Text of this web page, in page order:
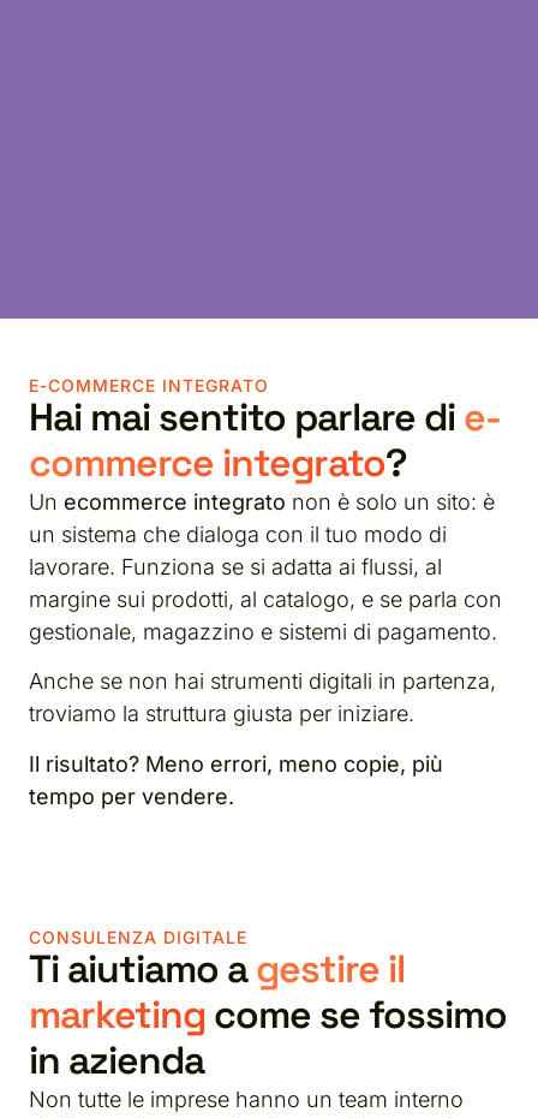
E-COMMERCE INTEGRATO
Hai mai sentito parlare di e-
commerce integrato?
Un ecommerce integrato non è solo un sito: è
un sistema che dialoga con il tuo modo di
lavorare. Funziona se si adatta ai flussi, al
margine sui prodotti, al catalogo, e se parla con
gestionale, magazzino e sistemi di pagamento.
Anche se non hai strumenti digitali in partenza,
troviamo la struttura giusta per iniziare.
Il risultato? Meno errori, meno copie, più
tempo per vendere.
CONSULENZA DIGITALE
Ti aiutiamo agestire il
marketing come se fossimo
in azienda
Non tutte le imprese hanno un team interno